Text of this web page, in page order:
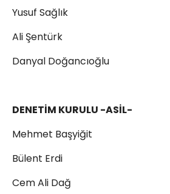
Yusuf Sağlık
Ali Şentürk
Danyal Doğancıoğlu
DENETİM KURULU -ASİL-
Mehmet Başyiğit
Bülent Erdi
Cem Ali Dağ